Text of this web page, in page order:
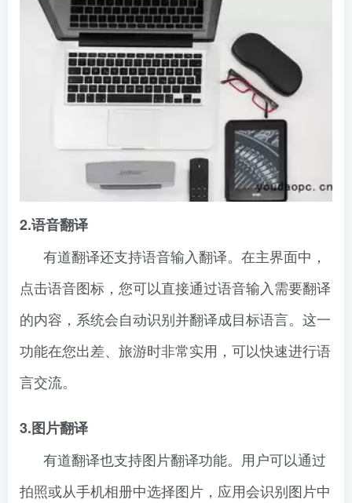
2.语音翻译
有道翻译还支持语音输入翻译。在主界面中，
点击语音图标，您可以直接通过语音输入需要翻译
的内容，系统会自动识别并翻译成目标语言。这一
功能在您出差、旅游时非常实用，可以快速进行语
言交流。
3.图片翻译
有道翻译也支持图片翻译功能。用户可以通过
拍照或从手机相册中选择图片，应用会识别图片中